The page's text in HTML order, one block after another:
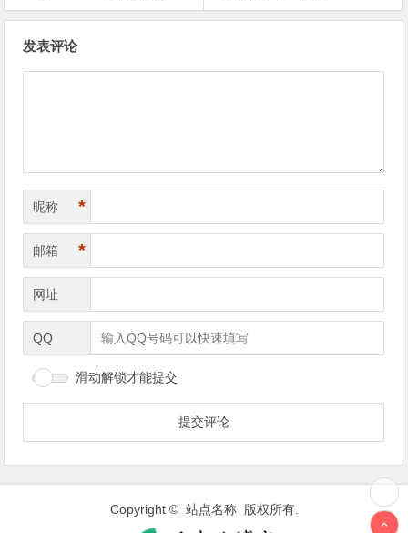
发表评论
昵称 *
邮箱 *
网址
QQ
滑动解锁才能提交
Copyright © 站点名称 版权所有.